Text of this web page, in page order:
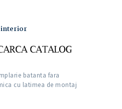
interior
batanta fara
cu latimea de montaj